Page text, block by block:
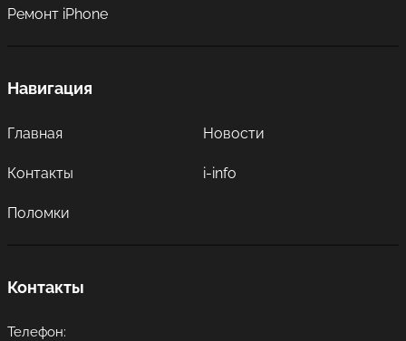
Ремонт iPhone
Навигация
Главная Новости
Контакты i-info
Поломки
Контакты
Телефон: